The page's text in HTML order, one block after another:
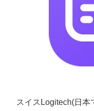
スイスLogitech(日本